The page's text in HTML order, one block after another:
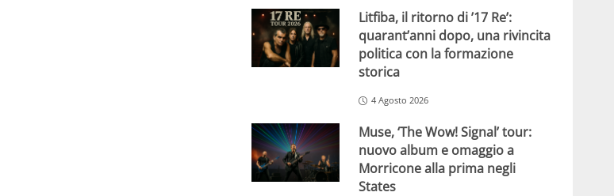
Litfiba, il ritorno di ’17 Re’:
quarant’anni dopo, una rivincita
politica con la formazione
storica
4 Agosto 2026
Muse, ‘The Wow! Signal’ tour:
nuovo album e omaggio a
Morricone alla prima negli
States